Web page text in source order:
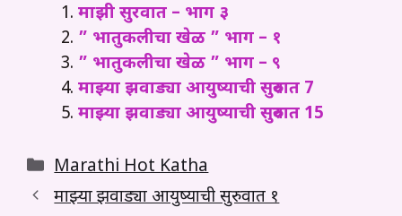
माझी सुरवात – भाग ३
” भातुकलीचा खेळ ” भाग – १
” भातुकलीचा खेळ ” भाग – ९
माझ्या झवाड्या आयुष्याची सुरुवात 7
माझ्या झवाड्या आयुष्याची सुरुवात 15
Categories
Marathi Hot Katha
माझ्या झवाड्या आयुष्याची सुरुवात १